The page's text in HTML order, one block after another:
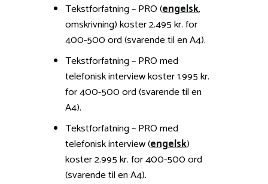
Tekstforfatning – PRO (engelsk,
omskrivning) koster 2.495 kr. for
400-500 ord (svarende til en A4).
Tekstforfatning – PRO med
telefonisk interview koster 1.995 kr.
for 400-500 ord (svarende til en
A4).
Tekstforfatning – PRO med
telefonisk interview (engelsk)
koster 2.995 kr. for 400-500 ord
(svarende til en A4).